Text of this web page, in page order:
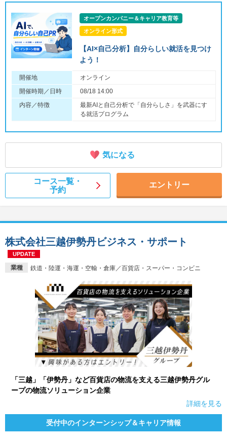
オープンカンパニー＆キャリア教育等
オンライン形式
【AI×自己分析】自分らしい就活を見つけ
よう！
開催地
オンライン
開催時期／日時
08/18 14:00
内容／特徴
最新AIと自己分析で「自分らしさ」を武器にす
る就活プログラム
気になる
コース一覧・
予約
エントリー
業種 鉄道・陸運・海運・空輸・倉庫／百貨店・スーパー・コンビニ
株式会社三越伊勢丹ビジネス・サポート
UPDATE
「三越」「伊勢丹」など百貨店の物流を支える三越伊勢丹グル
ープの物流ソリューション企業
詳細を見る
受付中のインターンシップ＆キャリア情報